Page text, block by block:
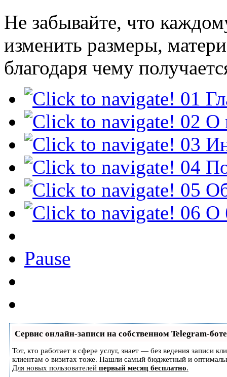
Не забывайте, что
изменить размеры,
благодаря чему
01
02 О
03
04
05
06 О
Pause
Сервис онлайн-записи на собственном Telegram-боте
Тот, кто работает в сфере услуг, знает — без ведения записи
клиентам о визитах тоже. Нашли самый бюджетный и
Для новых пользователей первый месяц бесплатно.